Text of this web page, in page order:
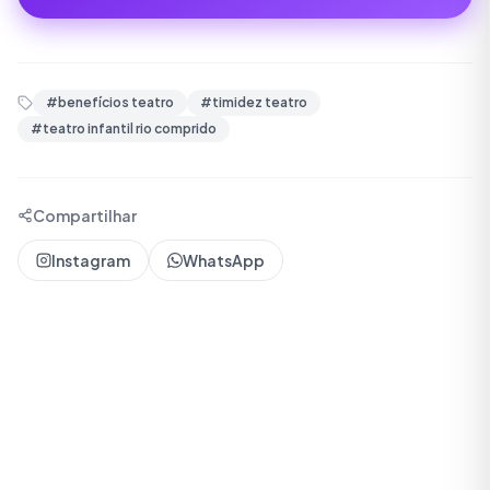
# benefícios teatro #timidez teatro
#teatro infantil rio comprido
Compartilhar
Instagram WhatsApp